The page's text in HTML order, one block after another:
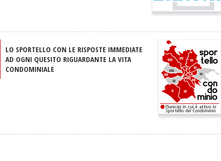
LO SPORTELLO CON LE RISPOSTE IMMEDIATE
AD OGNI QUESITO RIGUARDANTE LA VITA
CONDOMINIALE